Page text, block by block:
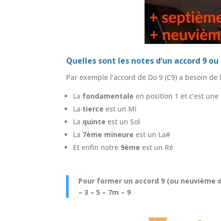
Quelles sont les notes d’un accord 9
Par exemple l’accord de Do 9 (C9) a besoin
La fondamentale en position 1 et c’est
La tierce est un Mi
La quinte est un Sol
La 7ème mineure est un La#
Et enfin notre 9ème est un Ré
Pour former un accord 9 (ou
– 3 – 5 – 7m – 9